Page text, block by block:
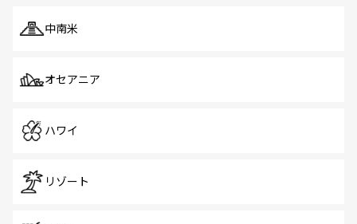
中南米
オセアニア
ハワイ
リゾート